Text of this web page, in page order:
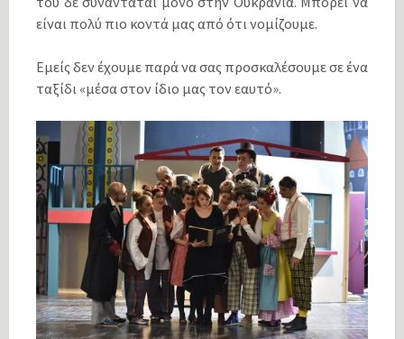
είναι πολύ πιο κοντά μας από ότι νομίζουμε.
Εμείς δεν έχουμε παρά να σας προσκαλέσουμε σε ένα
ταξίδι «μέσα στον ίδιο μας τον εαυτό».